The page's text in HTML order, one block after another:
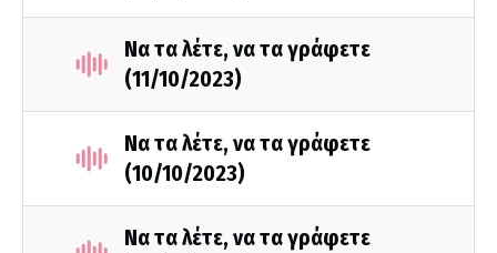
Να τα λέτε, να τα γράφετε
(11/10/2023)
Να τα λέτε, να τα γράφετε
(10/10/2023)
Να τα λέτε, να τα γράφετε